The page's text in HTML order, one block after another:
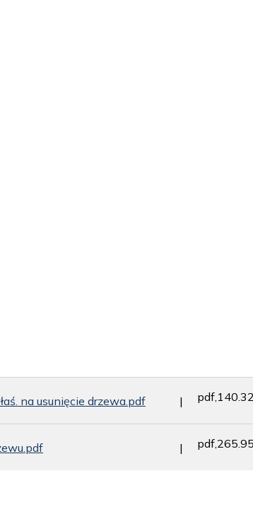
na usunięcie drzewa.pdf